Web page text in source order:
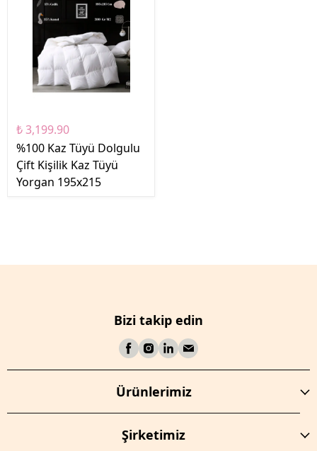
₺ 3,199.90
%100 Kaz Tüyü Dolgulu
Çift Kişilik Kaz Tüyü
Yorgan 195x215
Bizi takip edin
Ürünlerimiz
Şirketimiz